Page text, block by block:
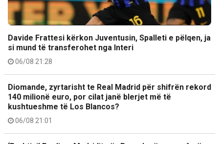
Davide Frattesi kërkon Juventusin, Spalleti e pëlqen, ja
si mund të transferohet nga Interi
06/08 21:28
Diomande, zyrtarisht te Real Madrid për shifrën rekord
140 milionë euro, por cilat janë blerjet më të
kushtueshme të Los Blancos?
06/08 21:01